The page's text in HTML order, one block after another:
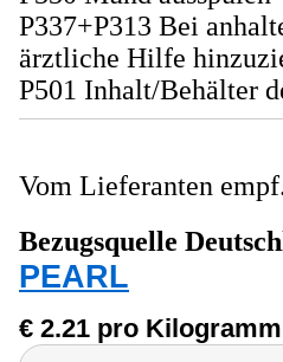
P337+P313 Bei
ärztliche Hilfe
P501 Inhalt/Behälter
Vom Lieferanten
Bezugsquelle
PEARL
€ 2.21 pro Kilogramm